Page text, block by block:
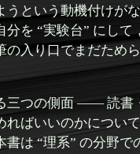
うという動機付けが
分を “実験台” にし
の入り口でまだため
三つの側面 —— 読
ればいいのかについ
書は “理系” の分野